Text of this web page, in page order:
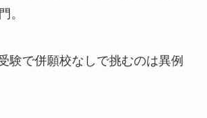
。
験で併願校なしで挑むのは異例